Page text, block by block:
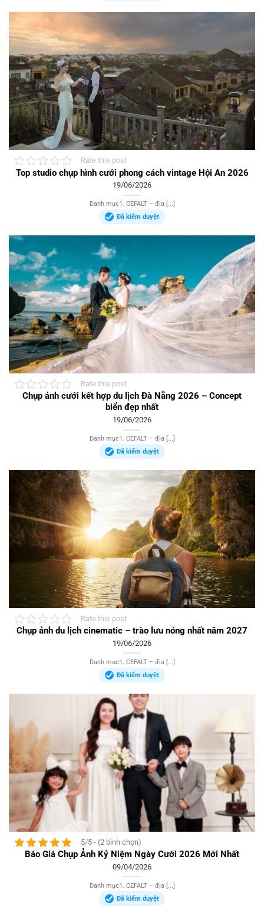
Rate this post
Top studio chụp hình cưới phong cách vintage Hội An 2026
19/06/2026
Danh mục1. CEFALT – địa [...]
Đã kiểm duyệt
Rate this post
Chụp ảnh cưới kết hợp du lịch Đà Nẵng 2026 – Concept
biển đẹp nhất
19/06/2026
Danh mục1. CEFALT – địa [...]
Đã kiểm duyệt
Rate this post
Chụp ảnh du lịch cinematic – trào lưu nóng nhất năm 2027
19/06/2026
Danh mục1. CEFALT – địa [...]
Đã kiểm duyệt
5/5 - (2 bình chọn)
Báo Giá Chụp Ảnh Kỷ Niệm Ngày Cưới 2026 Mới Nhất
09/04/2026
Danh mục1. CEFALT – địa [...]
Đã kiểm duyệt